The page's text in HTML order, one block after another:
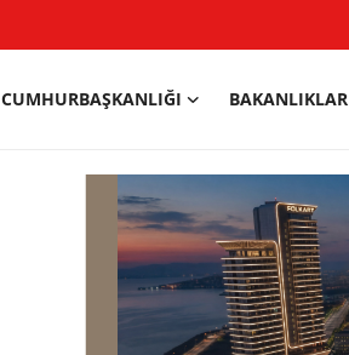
CUMHURBAŞKANLIĞI BAKANLIKLAR